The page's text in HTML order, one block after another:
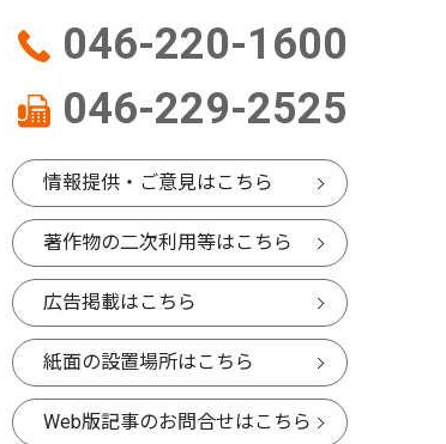
046-220-1600
046-229-2525
情報提供・ご意見はこちら
著作物の二次利用等はこちら
広告掲載はこちら
紙面の設置場所はこちら
Web版記事のお問合せはこちら